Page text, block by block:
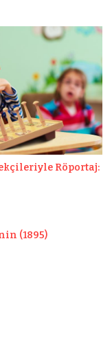
Röportaj:
(1895)